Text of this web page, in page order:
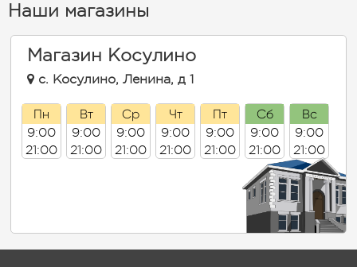
Наши магазины
Магазин Косулино
с. Косулино, Ленина, д 1
Пн
9:00
21:00
Вт
9:00
21:00
Ср
9:00
21:00
Чт
9:00
21:00
Пт
9:00
21:00
Сб
9:00
21:00
Вс
9:00
21:00